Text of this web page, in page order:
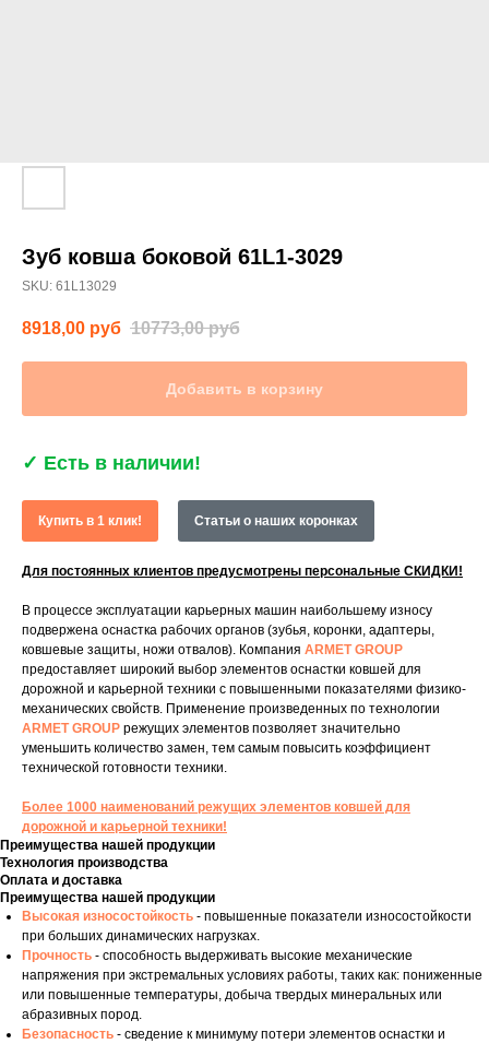
Зуб ковша боковой 61L1-3029
SKU: 61L13029
8918,00 руб 10773,00 руб
Добавить в корзину
✓ Есть в наличии!
Купить в 1 клик! Статьи о наших коронках
Для постоянных клиентов предусмотрены персональные СКИДКИ!
В процессе эксплуатации карьерных машин наибольшему износу
подвержена оснастка рабочих органов (зубья, коронки, адаптеры,
ковшевые защиты, ножи отвалов). Компания ARMET GROUP
предоставляет широкий выбор элементов оснастки ковшей для
дорожной и карьерной техники с повышенными показателями физико-
механических свойств. Применение произведенных по технологии
ARMET GROUP режущих элементов позволяет значительно
уменьшить количество замен, тем самым повысить коэффициент
технической готовности техники.
Более 1000 наименований режущих элементов ковшей для
дорожной и карьерной техники!
Преимущества нашей продукции
Технология производства
Оплата и доставка
Преимущества нашей продукции
Высокая износостойкость - повышенные показатели износостойкости
при больших динамических нагрузках.
Прочность - способность выдерживать высокие механические
напряжения при экстремальных условиях работы, таких как: пониженные
или повышенные температуры, добыча твердых минеральных или
абразивных пород.
Безопасность - сведение к минимуму потери элементов оснастки и